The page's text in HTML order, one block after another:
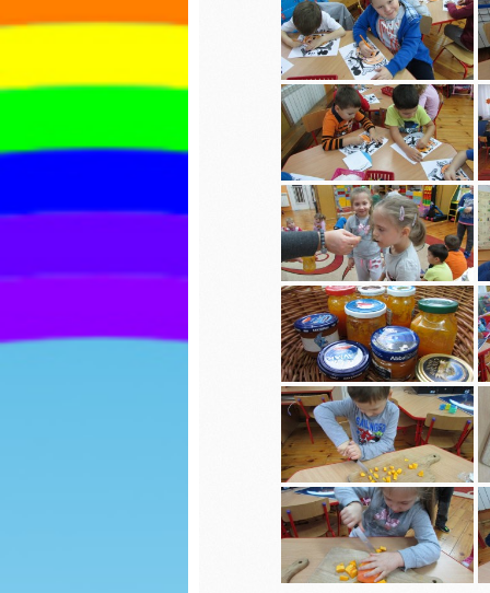
Niespodzianka
Jestem dobry-
zajęcia wychowujące
Własnoręczne
ozdoby choinkowe
Jasełka 2023
Zabawy na śniegu
Mikołajki
Uciekające wirusy
Paka dla zwierzaka
Dzień chłopaka
Jesienny spacer
Powitanie Jesieni
Dzień kropki
Spotkanie z Panią ze
Stacji Sanitarno-
Epidemiologicznej w
Lipnie na temat
kleszczy
Dzień Ziemi
Święto
maja
Seans
Wiosny
Dzień
Jasełka
Dzień
Dzień
Misia
Dzień
Dzień